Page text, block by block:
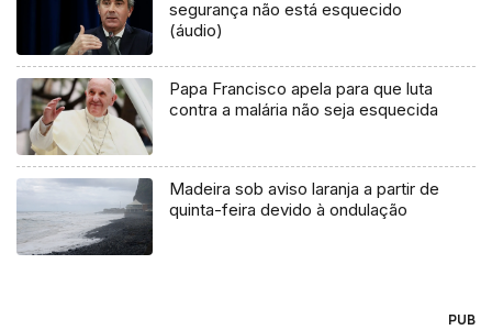
segurança não está esquecido
(áudio)
Papa Francisco apela para que luta
contra a malária não seja esquecida
Madeira sob aviso laranja a partir de
quinta-feira devido à ondulação
PUB